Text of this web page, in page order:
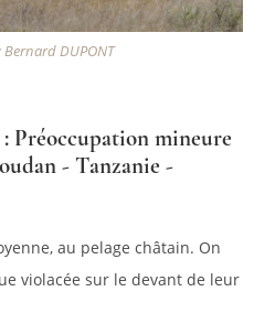
DUPONT
Préoccupation mineure
- Tanzanie -
au pelage châtain. On
violacée sur le devant de leur